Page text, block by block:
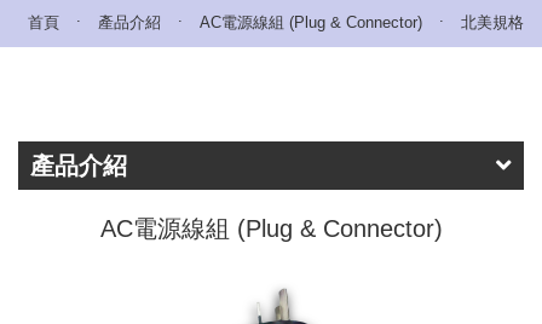
首頁 . 產品介紹 . AC電源線組 (Plug & Connector) . 北美規格
產品介紹
AC電源線組 (Plug & Connector)